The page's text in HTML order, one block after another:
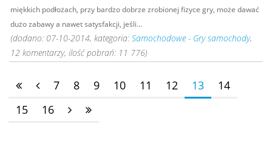
miękkich podłożach, przy bardzo dobrze zrobionej fizyce gry, może dawać
dużo zabawy a nawet satysfakcji, jeśli...
(dodano: 07-10-2014, kategoria: Samochodowe - Gry samochody,
12 komentarzy, ilość pobrań: 11 776)
7 8 9 10 11 12 13
14
15
16